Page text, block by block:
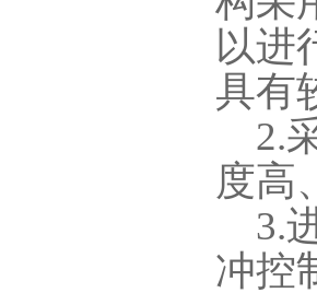
以进
具有
2.
度高
3.
冲控